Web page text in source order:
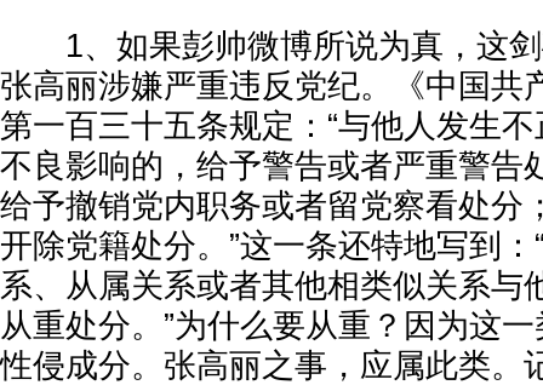
1、如果彭帅微博所说为真，这剑
张高丽涉嫌严重违反党纪。《中国共
第一百三十五条规定：“与他人发生
不良影响的，给予警告或者严重警告
给予撤销党内职务或者留党察看处分
开除党籍处分。”这一条还特地写到
系、从属关系或者其他相类似关系与
从重处分。”为什么要从重？因为这
性侵成分。张高丽之事，应属此类。